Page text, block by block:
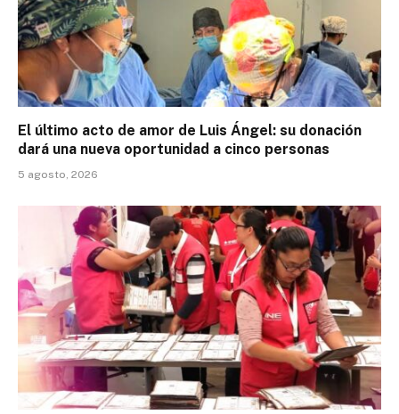
El último acto de amor de Luis Ángel: su donación
dará una nueva oportunidad a cinco personas
5 agosto, 2026